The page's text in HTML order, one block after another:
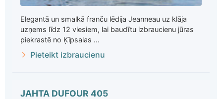
Elegantā un smalkā franču lēdija Jeanneau uz klāja
uzņems līdz 12 viesiem, lai baudītu izbraucienu jūras
piekrastē no Ķīpsalas ...
Pieteikt izbraucienu
JAHTA DUFOUR 405